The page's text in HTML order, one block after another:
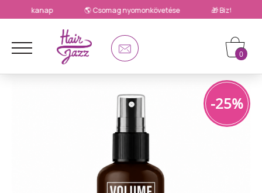
🌎 Csomag nyomonkövetése 🎁 Biztonságos utánvétes fizetés
0
-25%